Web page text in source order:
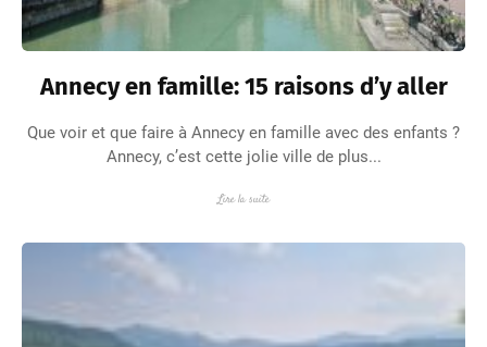
Annecy en famille: 15 raisons d’y aller
Que voir et que faire à Annecy en famille avec des enfants ?
Annecy, c’est cette jolie ville de plus...
Lire la suite